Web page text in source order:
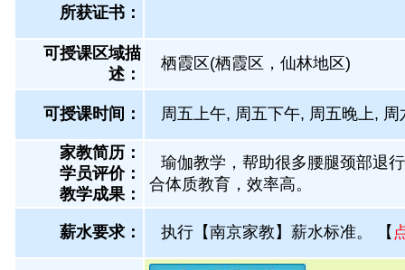
所获证书 ：
可授课区域描
述：
栖霞区(栖霞区，仙林地区)
可授课时间： 周五上午, 周五下午, 周五晚上,
家教简历：
学员评价：
教学成果：
瑜伽教学，帮助很多腰腿颈部退
合体质教育，效率高。
薪水要求： 执行【南京家教】薪水标准。 【